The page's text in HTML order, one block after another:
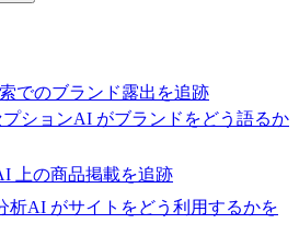
でのブランド露出を追跡
ションAI がブランドをどう語るか
上の商品掲載を追跡
析AI がサイトをどう利用するかを